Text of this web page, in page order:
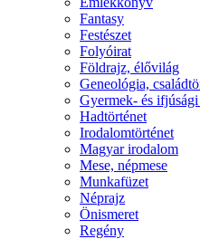
Fantasy
Festészet
Folyóirat
Földrajz, élővilág
Geneológia,
Gyermek- és
Hadtörténet
Irodalomtörténet
Magyar irodalom
Mese, népmese
Munkafüzet
Néprajz
Önismeret
Regény